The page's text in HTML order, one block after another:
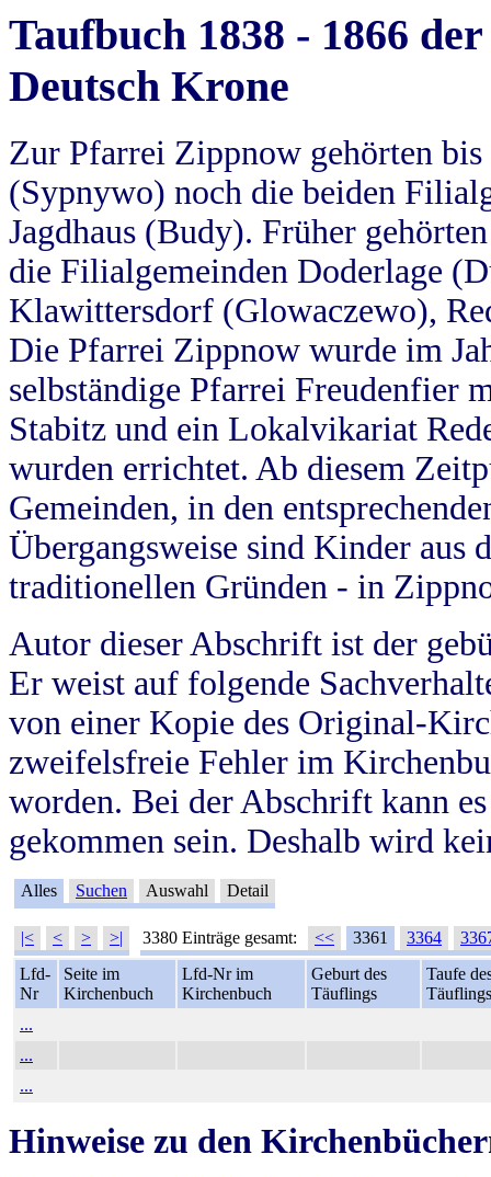
Taufbuch 1838 - 1866
Deutsch Krone
Zur Pfarrei Zippnow gehörten
(Sypnywo) noch die beiden
Jagdhaus (Budy). Früher
die Filialgemeinden Doderlage
Klawittersdorf (Glowaczewo),
Die Pfarrei Zippnow wurde im
selbständige Pfarrei Freudenfier
Stabitz und ein Lokalvikariat
wurden errichtet. Ab diesem
Gemeinden, in den
Übergangsweise sind Kinder aus
traditionellen Gründen - in
Autor dieser Abschrift ist der
Er weist auf folgende
von einer Kopie des Original-
zweifelsfreie Fehler im
worden. Bei der Abschrift kann
gekommen sein. Deshalb wird
Alles Suchen Auswahl Detail
|< < > >| 3380 Einträge gesamt: << 3361 3364
Lfd-
Nr
Seite im
Kirchenbuch
Lfd-Nr im
Kirchenbuch
Geburt des
Täuflings
Taufe
Täuflings
...
...
...
Hinweise zu den